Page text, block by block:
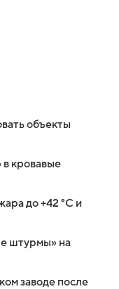
объекты
кровавые
до +42 °C и
штурмы» на
заводе после